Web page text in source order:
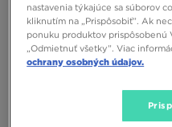
NIKE AIR MAX 90
78,00 €
nastavenia týkajúce sa súborov
kliknutím na „Prispôsobiť”. Ak
ponuku produktov prispôsobenú
„Odmietnuť všetky”. Viac
ochrany osobných údajov.